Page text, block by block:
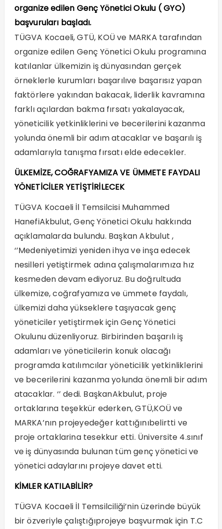
organize edilen Genç Yönetici Okulu ( GYO)
başvuruları başladı.
TÜGVA Kocaeli, GTÜ, KOÜ ve MARKA tarafından
organize edilen Genç Yönetici Okulu programına
katılanlar ülkemizin iş dünyasından gerçek
örneklerle kurumları başarılıve başarısız yapan
faktörlere yakından bakacak, liderlik kavramına
farklı açılardan bakma fırsatı yakalayacak,
yöneticilik yetkinliklerini ve becerilerini kazanma
yolunda önemli bir adım atacaklar ve başarılı iş
adamlarıyla tanışma fırsatı elde edecekler.
ÜLKEMİZE, COĞRAFYAMIZA VE ÜMMETE FAYDALI
YÖNETİCİLER YETİŞTİRİLECEK
TÜGVA Kocaeli İl Temsilcisi Muhammed
HanefiAkbulut, Genç Yönetici Okulu hakkında
açıklamalarda bulundu. Başkan Akbulut ,
‘’Medeniyetimizi yeniden ihya ve inşa edecek
nesilleri yetiştirmek adına çalışmalarımıza hız
kesmeden devam ediyoruz. Bu doğrultuda
ülkemize, coğrafyamıza ve ümmete faydalı,
ülkemizi daha yükseklere taşıyacak genç
yöneticiler yetiştirmek için Genç Yönetici
Okulunu düzenliyoruz. Birbirinden başarılı iş
adamları ve yöneticilerin konuk olacağı
programda katılımcılar yöneticilik yetkinliklerini
ve becerilerini kazanma yolunda önemli bir adım
atacaklar. ‘’ dedi. BaşkanAkbulut, proje
ortaklarına teşekkür ederken, GTÜ,KOÜ ve
MARKA’nın projeyedeğer kattığınıbelirtti ve
proje ortaklarina tesekkur etti. Üniversite 4.sınıf
ve iş dünyasında bulunan tüm genç yönetici ve
yönetici adaylarını projeye davet etti.
KİMLER KATILABİLİR?
TÜGVA Kocaeli İl Temsilciliği’nin üzerinde büyük
bir özveriyle çalıştığıprojeye başvurmak için T.C